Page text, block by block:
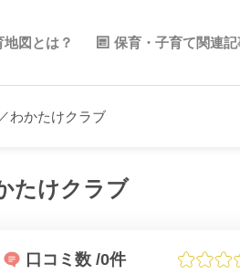
地図とは？ 保育・子育て関連記
わかたけクラブ
たけクラブ
口コミ数 /0件